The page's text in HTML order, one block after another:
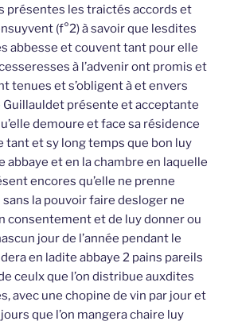
présentes les traictés accords et
(f°2) à savoir que lesdites
abbesse et couvent tant pour elle
à l’advenir ont promis et
tenues et s’obligent à et envers
présente et acceptante
demoure et face sa résidence
tant et sy long temps que bon luy
abbaye et en la chambre en laquelle
encores qu’elle ne prenne
sans la pouvoir faire desloger ne
consentement et de luy donner ou
jour de l’année pendant le
en ladite abbaye 2 pains pareils
ceulx que l’on distribue auxdites
avec une chopine de vin par jour et
que l’on mangera chaire luy